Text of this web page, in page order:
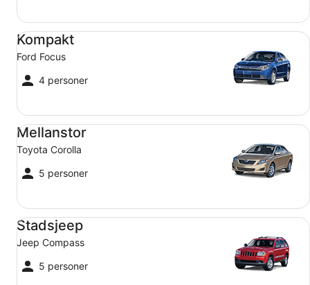
Kompakt
Ford Focus
4 personer
Kompakt Ford Focus
Mellanstor
Toyota Corolla
5 personer
Mellanstor Toyota Corolla
Stadsjeep
Jeep Compass
5 personer
Stadsjeep Jeep Compass